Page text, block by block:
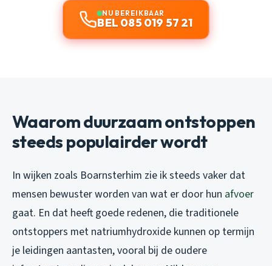
NU BEREIKBAAR
BEL 085 019 57 21
Waarom duurzaam ontstoppen
steeds populairder wordt
In wijken zoals Boarnsterhim zie ik steeds vaker dat
mensen bewuster worden van wat er door hun afvoer
gaat. En dat heeft goede redenen, die traditionele
ontstoppers met natriumhydroxide kunnen op termijn
je leidingen aantasten, vooral bij de oudere